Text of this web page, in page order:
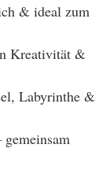
& ideal zum
Kreativität &
Labyrinthe &
gemeinsam